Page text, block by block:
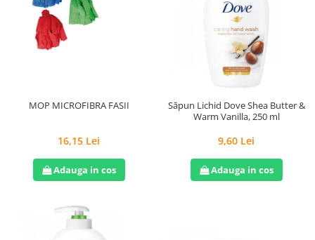
MOP MICROFIBRA FASII
16,15 Lei
Adauga in cos
Săpun Lichid Dove Shea Butter &
Warm Vanilla, 250 ml
9,60 Lei
Adauga in cos